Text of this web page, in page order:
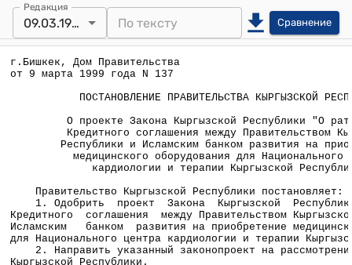
Редакция
09.03.1999 Сравнение